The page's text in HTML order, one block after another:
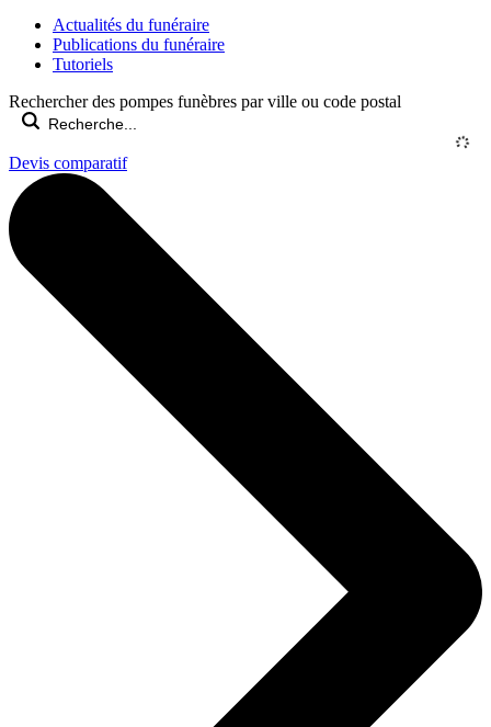
Actualités du funéraire
Publications du funéraire
Tutoriels
Rechercher des pompes funèbres par ville ou code postal
Devis comparatif